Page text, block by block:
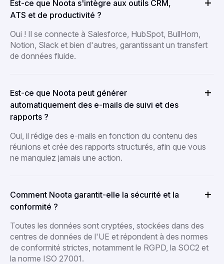
Est-ce que Noota s'intègre aux outils CRM,
ATS et de productivité ?
Oui ! Il se connecte à Salesforce, HubSpot, BullHorn,
Notion, Slack et bien d'autres, garantissant un transfert
de données fluide.
Est-ce que Noota peut générer
automatiquement des e-mails de suivi et des
rapports ?
Oui, il rédige des e-mails en fonction du contenu des
réunions et crée des rapports structurés, afin que vous
ne manquiez jamais une action.
Comment Noota garantit-elle la sécurité et la
conformité ?
Toutes les données sont cryptées, stockées dans des
centres de données de l'UE et répondent à des normes
de conformité strictes, notamment le RGPD, la SOC2 et
la norme ISO 27001.